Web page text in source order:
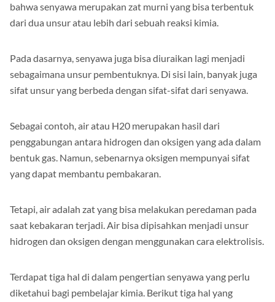
bahwa senyawa merupakan zat murni yang bisa terbentuk
dari dua unsur atau lebih dari sebuah reaksi kimia.
Pada dasarnya, senyawa juga bisa diuraikan lagi menjadi
sebagaimana unsur pembentuknya. Di sisi lain, banyak juga
sifat unsur yang berbeda dengan sifat-sifat dari senyawa.
Sebagai contoh, air atau H20 merupakan hasil dari
penggabungan antara hidrogen dan oksigen yang ada dalam
bentuk gas. Namun, sebenarnya oksigen mempunyai sifat
yang dapat membantu pembakaran.
Tetapi, air adalah zat yang bisa melakukan peredaman pada
saat kebakaran terjadi. Air bisa dipisahkan menjadi unsur
hidrogen dan oksigen dengan menggunakan cara elektrolisis.
Terdapat tiga hal di dalam pengertian senyawa yang perlu
diketahui bagi pembelajar kimia. Berikut tiga hal yang